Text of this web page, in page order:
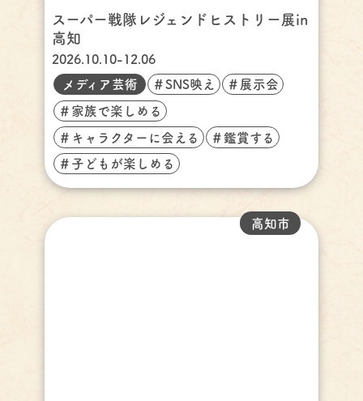
スーパー戦隊レジェンドヒストリー展in
高知
2026.10.10-12.06
メディア芸術
＃SNS映え ＃展示会
＃家族で楽しめる
＃キャラクターに会える ＃鑑賞する
＃子どもが楽しめる
高知市